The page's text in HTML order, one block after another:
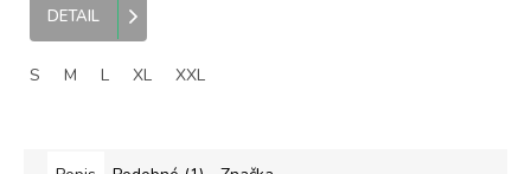
DETAIL
S M L XL XXL